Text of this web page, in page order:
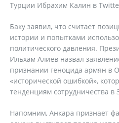
Турции Ибрахим Калин в
Баку заявил, что считает
истории и попытками
политического давления.
Ильхам Алиев назвал
признании геноцида армян в
«исторической ошибкой»,
тенденциям сотрудничества в
Напомним, Анкара признает